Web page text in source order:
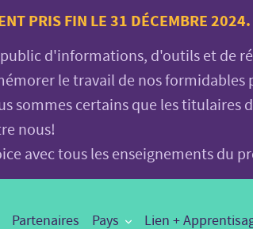
PRIS FIN LE 31 DÉCEMBRE 2024.
d'informations, d'outils et de
le travail de nos
sommes certains que les titulaires
nous!
avec tous les enseignements du
Partenaires Pays Lien +